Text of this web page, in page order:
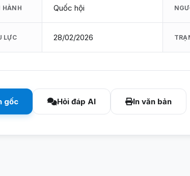
HÀNH Quốc hội
LỰC 28/02/2026
gốc Hỏi đáp AI In văn bản